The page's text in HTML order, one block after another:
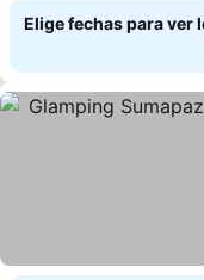
Elige fechas para ver